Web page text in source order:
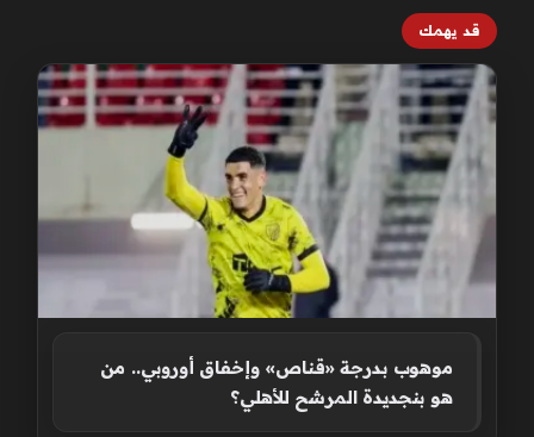
قد يهمك
موهوب بدرجة «قناص» وإخفاق أوروبي.. من
هو بنجديدة المرشح للأهلي؟